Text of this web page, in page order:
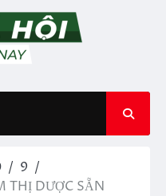
9
THỊ DƯỢC SẴN